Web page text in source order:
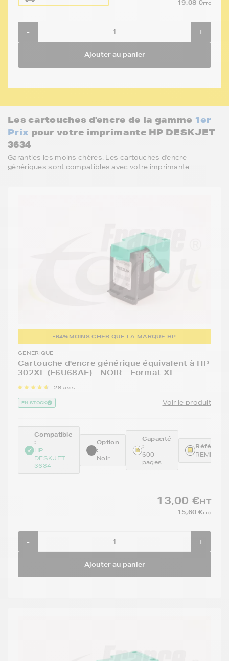
19,08 €TTC
- +
Ajouter au panier
Les cartouches d'encre de la gamme 1er
Prix pour votre imprimante HP DESKJET
3634
Garanties les moins chères. Les cartouches d'encre
génériques sont compatibles avec votre imprimante.
-64%MOINS CHER QUE LA MARQUE HP
GENERIQUE
Cartouche d'encre générique équivalent à HP
302XL (F6U68AE) - NOIR - Format XL
28 avis
EN STOCK Voir le produit
Compatible
:
HP
DESKJET
3634
Option
:
Noir
Capacité
:
600
pages
13,00 €HT
15,60 €TTC
- +
Ajouter au panier